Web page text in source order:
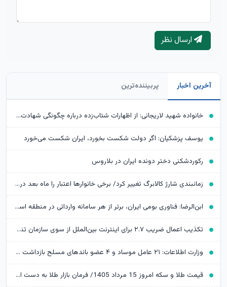
ارسال نظر
آخرین اخبار پربیننده‌ترین
خانواده شهید لاریجانی: از اظهارات شتاب‌زده درباره چگونگی شهادت اجتناب کنید
یوسف پزشکیان: اگر دولت شکست بخورد، ایران شکست می‌خورد
رکوردشکنی دختر دونده ایران در بلاروس
زمانبندی شارژ کالابرگ تغییر کرد/ برخی خانوارها اعتبار را ماه بعد دریافت می‌کنند
ابن‌الرضا: فناوری بومی ایران، برتر از هر سامانه وارداتی در منطقه است
تکذیب اعمال ضریب ۲.۷ برای اینترنت بین‌الملل از سوی سازمان تنظیم مقررات
وزارت اطلاعات: ۲۱ عامل موساد و ۴ عضو باندهای مسلح بازداشت شدند
قیمت طلا و سکه امروز 15 مرداد 1405/ فرمان بازار طلا به دست اونس جهانی افتاد